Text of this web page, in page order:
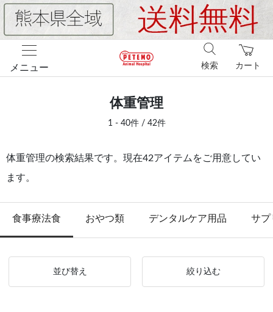
メニュー カート
検索
体重管理
1 - 40件 / 42件
体重管理の検索結果です。現在42アイテムをご用意してい
ます。
食事療法食 おやつ類 デンタルケア用品 サプ
並び替え 絞り込む